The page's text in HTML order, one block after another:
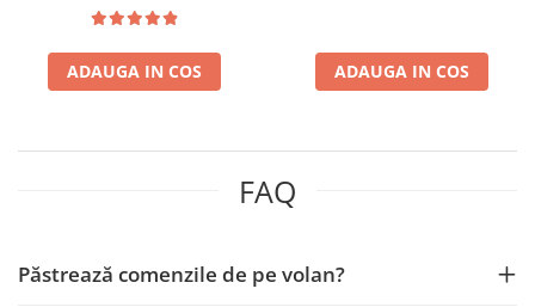
Chrysler
Rame adaptoare Hyundai
Rame adaptoare Chevrolet
ADAUGA IN COS ADAUGA IN COS
FAQ
Păstrează comenzile de pe volan?